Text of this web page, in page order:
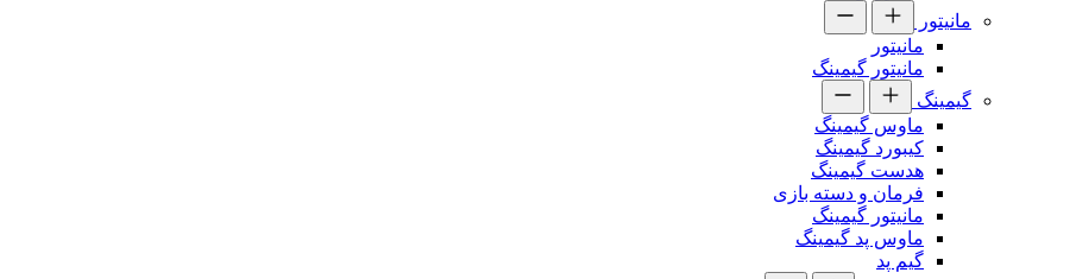
مانیتور
مانیتور
مانیتور گیمینگ
گیمینگ
ماوس گیمینگ
کیبورد گیمینگ
هدست گیمینگ
فرمان و دسته بازی
مانیتور گیمینگ
ماوس پد گیمینگ
گیم پد